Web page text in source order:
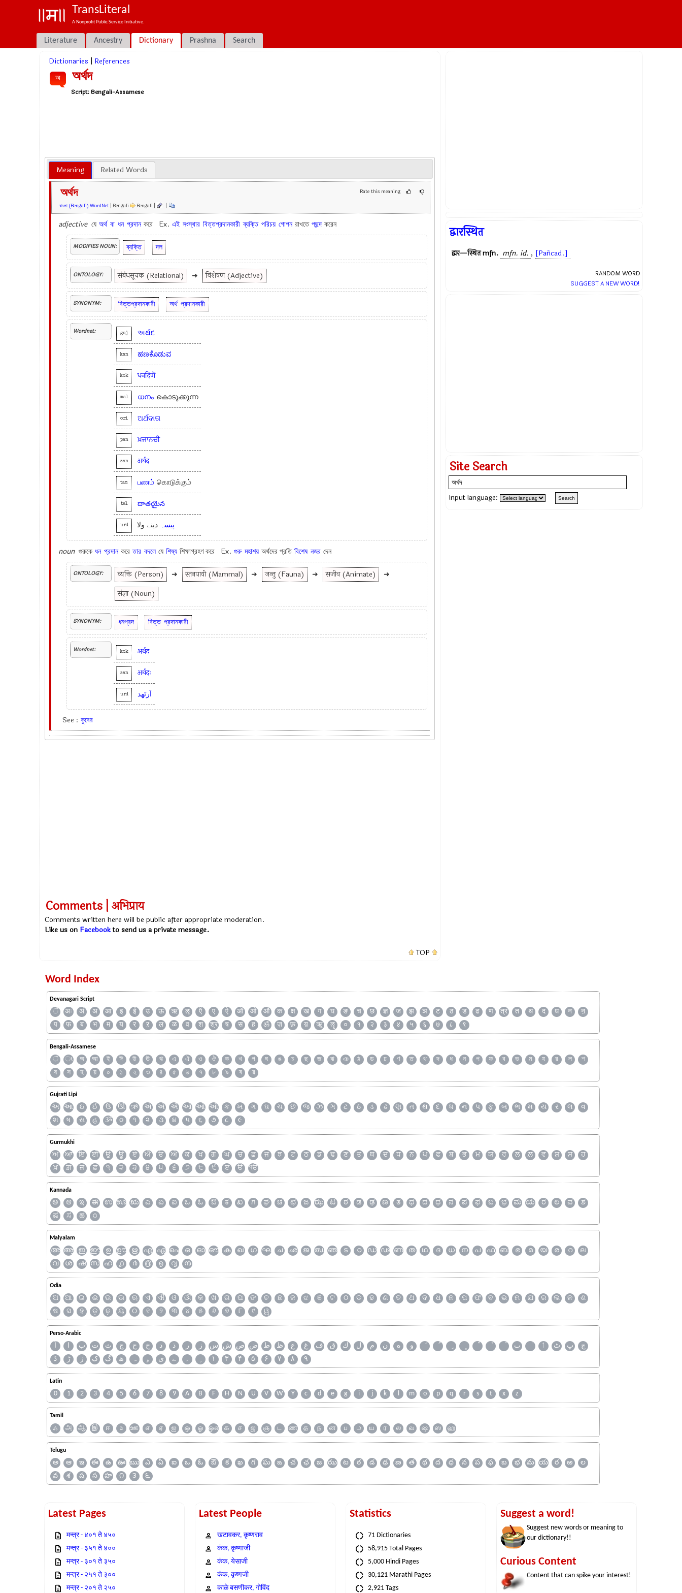
TransLiteral
A Nonprofit Public Service Initiative.
Literature Ancestry Dictionary Prashna Search
Dictionaries References
অ অর্থদ
Script:Bengali-Assamese
Meaning Related Words
Rate this meaning
অর্থদ
বাংলা (Bengali) WordNet| Bengali Bengali | |
adjective যে অর্থ বা ধন প্রদানকরে Ex. এই সংস্থার বিত্তপ্রদানকারী ব্যক্তি পরিচয় গোপনরাখতেপছন্দ করেন
MODIFIES NOUN: ব্যক্তি দল
ONTOLOGY: संबंधसूचक (Relational) ➜ विशेषण (Adjective)
SYNONYM: বিত্তপ্রদানকারী অর্থ প্রদানকারী
Wordnet: guj અર્થદ
kan ಹಣಕೊಡುವ
kok धनदिणें
mal ധനം കൊടുക്കുന്ന
ori ଅର୍ଥଦାତା
pan ਖ਼ਜਾਨਚੀ
san अर्थद
tam பணம் கொடுக்கும்
tel దాతయైన
urd پیسہ دینے ولا
noun গুরুকে ধন প্রদানকরে তার বদলে যে শিষ্য শিক্ষাগ্রহণ করে Ex. গুরু মহাশয় অর্থদের প্রতিবিশেষ নজর দেন
ONTOLOGY: व्यक्ति (Person) ➜ स्तनपायी (Mammal) ➜ जन्तु (Fauna) ➜ सजीव (Animate)
➜
संज्ञा (Noun)
SYNONYM: ধনপ্রদ বিত্ত প্রদানকারী
Wordnet: kok अर्थद
san अर्थदः
urd اَرتَھد
See : কুবের
Comments | अभिप्राय
Comments written here will be public after appropriate moderation.
Like us on Facebookto send us a private message.
TOP
द्वारस्थित
द्वार—स्थितmfn. mfn. id. , [Pañcad.]
RANDOM WORD
SUGGEST A NEW WORD!
Site Search
Input language:
Word Index
Devanagari Script
ँ अः अं अ आ इ ई उ ऊ ऋ ऌ ऍ ए ऐ ऑ ओ औ क क्ष ख ग घ ङ च छ ज्ञ ज झ ञ ट ठ ड ढ ण त्र त थ द ध न
ऩ
प
फ ब भ म य र ऱ ल ळ व श श्र ष स ह ॐ ज़ फ़ य़ ॠ ॡ ० १ २ ३ ४ ५ ६ ७ ८ ९
Bengali-Assamese
ঁ ং অ আ ই ঈ উ ঊ ঋ এ ঐ ও ঔ ক খ গ ঘ ঙ চ ছ জ ঝ ঞ ঠ ড ঢ ণ ত থ দ ধ ন প ফ ব ভ ম য র ল
শ
ষ
স হ য় ০ ১ ২ ৩ ৪ ৫ ৬ ৭ ৮ ৯ ৰ ৱ
Gujrati Lipi
અ આ ઇ ઈ ઉ ઊ ઋ ઍ એ ઐ ઑ ઓ ઔ ક ખ ગ ઘ ચ છ જ ઝ ઞ ટ ઠ ડ ઢ ણ ત થ દ ધ ન પ ફ બ ભ મ ય ર લ
વ
શ
ષ સ હ ૐ ૦ ૧ ૨ ૩ ૪ ૫ ૬ ૭ ૮ ૯
Gurmukhi
ਅ ਆ ਇ ਈ ਉ ਊ ਏ ਐ ਓ ਔ ਕ ਖ ਗ ਘ ਚ ਛ ਜ ਝ ਟ ਠ ਡ ਢ ਣ ਤ ਥ ਦ ਧ ਨ ਪ ਫ ਬ ਭ ਮ ਯ ਰ ਲ ਲ਼ ਵ ਸ਼ ਸ
ਹ
ਖ਼
ਗ਼ ਜ਼ ਫ਼ ੧ ੨ ੩ ੪ ੫ ੬ ੭ ੮ ੯ ੲ ੳ ੴ
Kannada
ಅ ಆ ಇ ಈ ಉ ಊ ಋ ಎ ಏ ಐ ಒ ಓ ಔ ಕ ಖ ಗ ಘ ಚ ಛ ಜ ಝ ಟ ಠ ಡ ಢ ಣ ತ ಥ ದ ಧ ನ ಪ ಫ ಬ ಭ ಮ ಯ ರ ಲ ವ
ಶ
ಷ
ಸ ಹ ೧
Malyalam
അ ആ ഇ ഈ ഉ ഊ ഋ എ ഏ ഐ ഒ ഓ ഔ ക ഖ ഗ ഘ ച ഛ ജ ഝ ഞ ട ഠ ഡ ഢ ണ ത ഥ ദ ധ ന പ ഫ ബ ഭ മ യ ര റ
ല
വ
ശ ഷ സ ഹ ൧ ൪ ൫ ൭ ൮ ൯
Odia
ଅ ଆ ଇ ଈ ଉ ଊ ଋ ଏ ଐ ଓ ଔ କ ଖ ଗ ଘ ଙ ଚ ଛ ଜ ଝ ଞ ଟ ଠ ଡ ଢ ଣ ତ ଥ ଦ ଧ ନ ପ ଫ ବ ଭ ମ ଯ ର ଲ ଳ
ଶ
ଷ
ସ ହ ଡ଼ ଢ଼ ୟ ୦ ୧ ୨ ୩ ୪ ୫ ୬ ୭ ୮ ୯ ୱ
Perso-Arabic
آ ا ب ت ث ج ح خ د ذ ر ز س ش ص ض ط ظ ع غ ف ق ك ل م ن ه و ٮ ٲ ٹ پ
چ
ڈ
ڑ ژ ک گ ھ ہ ۄ ی ے ۔ ۱ ۳ ۴ ۵ ۶ ۷ ۸ ۹
Latin
0 1 2 3 4 5 6 7 8 9 A B F H N U V W Y c d e g i j k l m o p q r s t x z
Tamil
ஃ அ ஆ இ ஈ உ ஊ எ ஏ ஐ ஒ ஓ ஔ க ச ஜ ஞ ட ண த ந ன ப ம ய ர ல வ ஷ ஸ ஹ
Telugu
అ ఆ ఇ ఈ ఉ ఊ ఋ ఎ ఏ ఐ ఒ ఓ ఔ క ఖ గ ఘ ఙ చ ఛ జ ఝ ట ఠ డ ఢ ణ త థ ద ధ న ప ఫ బ భ మ య ర ఱ
ల
వ
శ ష స హ ౧ ౩ ౬
Latest Pages
मन्त्र - ४०१ ते ४५०
मन्त्र - ३५१ ते ४००
मन्त्र - ३०१ ते ३५०
मन्त्र - २५१ ते ३००
मन्त्र - २०१ ते २५०
Latest People
खटावकर, कृष्णराव
कंक, कृष्णाजी
कंक, येसाजी
कंक, कृष्णजी
काळे बसणीकर, गोविंद
Statistics
71 Dictionaries
58,915 Total Pages
5,000 Hindi Pages
30,121 Marathi Pages
2,921 Tags
Suggest a word!
Suggest new words or meaning to
our dictionary!!
Curious Content
Content that can spike your interest!